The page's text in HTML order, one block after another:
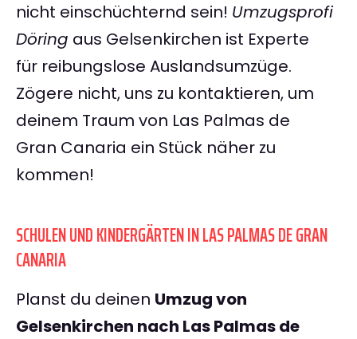
nicht einschüchternd sein! Umzugsprofi
Döring aus Gelsenkirchen ist Experte
für reibungslose Auslandsumzüge.
Zögere nicht, uns zu kontaktieren, um
deinem Traum von Las Palmas de
Gran Canaria ein Stück näher zu
kommen!
SCHULEN UND KINDERGÄRTEN IN LAS PALMAS DE GRAN
CANARIA
Planst du deinen Umzug von
Gelsenkirchen nach Las Palmas de